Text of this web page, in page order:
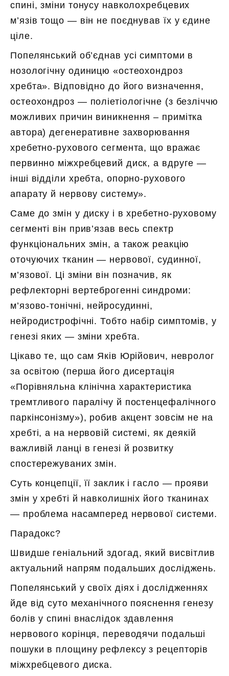
спині, зміни тонусу навколохребцевих
м’язів тощо — він не поєднував їх у єдине
ціле.
Попелянський об’єднав усі симптоми в
нозологічну одиницю «остеохондроз
хребта». Відповідно до його визначення,
остеохондроз — поліетіологічне (з безліччю
можливих причин виникнення – примітка
автора) дегенеративне захворювання
хребетно-рухового сегмента, що вражає
первинно міжхребцевий диск, а вдруге —
інші відділи хребта, опорно-рухового
апарату й нервову систему».
Саме до змін у диску і в хребетно-руховому
сегменті він прив’язав весь спектр
функціональних змін, а також реакцію
оточуючих тканин — нервової, судинної,
м’язової. Ці зміни він позначив, як
рефлекторні вертеброгенні синдроми:
м’язово-тонічні, нейросудинні,
нейродистрофічні. Тобто набір симптомів, у
генезі яких — зміни хребта.
Цікаво те, що сам Яків Юрійович, невролог
за освітою (перша його дисертація
«Порівняльна клінічна характеристика
тремтливого паралічу й постенцефалічного
паркінсонізму»), робив акцент зовсім не на
хребті, а на нервовій системі, як деякій
важливій ланці в генезі й розвитку
спостережуваних змін.
Суть концепції, її заклик і гасло — прояви
змін у хребті й навколишніх його тканинах
— проблема насамперед нервової системи.
Парадокс?
Швидше геніальний здогад, який висвітлив
актуальний напрям подальших досліджень.
Попелянський у своїх діях і дослідженнях
йде від суто механічного пояснення генезу
болів у спині внаслідок здавлення
нервового корінця, переводячи подальші
пошуки в площину рефлексу з рецепторів
міжхребцевого диска.